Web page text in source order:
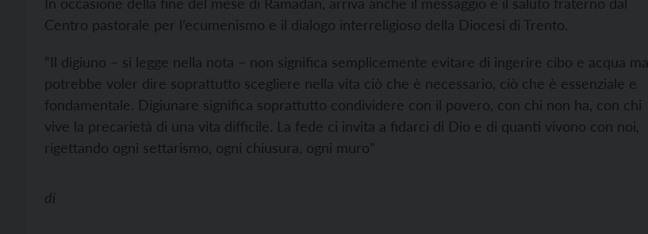
Centro pastorale per l’ecumenismo e il dialogo interreligioso della Diocesi di Trento.
“Il digiuno – si legge nella nota – non significa semplicemente evitare di ingerire cibo e acqua ma
potrebbe voler dire soprattutto scegliere nella vita ciò che è necessario, ciò che è essenziale e
fondamentale. Digiunare significa soprattutto condividere con il povero, con chi non ha, con chi
vive la precarietà di una vita difficile. La fede ci invita a fidarci di Dio e di quanti vivono con noi,
rigettando ogni settarismo, ogni chiusura, ogni muro”
di